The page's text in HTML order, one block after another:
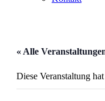
« Alle
Diese Veranstaltung